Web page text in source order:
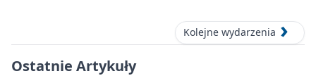
Kolejne wydarzenia
Ostatnie Artykuły